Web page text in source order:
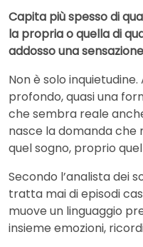
Capita più spesso di
la propria o quella di
addosso una
Non è solo
profondo, quasi una
che sembra reale
nasce la domanda
quel sogno, proprio
Secondo l’analista dei
tratta mai di episodi
muove un linguaggio
insieme emozioni,